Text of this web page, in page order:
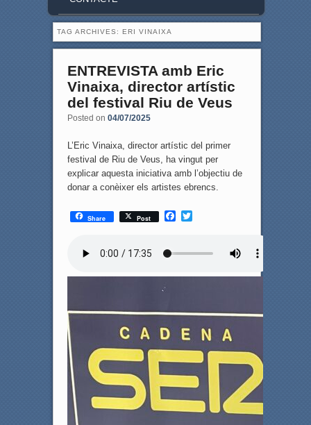
TAG ARCHIVES: ERI VINAIXA
ENTREVISTA amb Eric
Vinaixa, director artístic
del festival Riu de Veus
Posted on 04/07/2025
L’Eric Vinaixa, director artístic del primer
festival de Riu de Veus, ha vingut per
explicar aquesta iniciativa amb l’objectiu de
donar a conèixer els artistes ebrencs.
Share Post
F
T